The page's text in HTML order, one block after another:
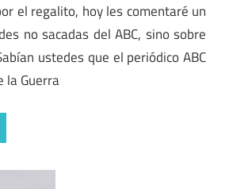
el regalito, hoy les comentaré un
no sacadas del ABC, sino sobre
ustedes que el periódico ABC
la Guerra